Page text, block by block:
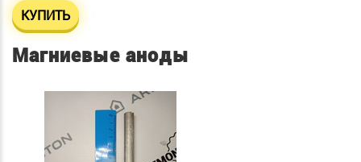
КУПИТЬ
Магниевые аноды